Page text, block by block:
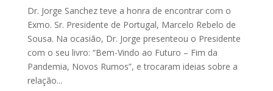
Dr. Jorge Sanchez teve a honra de encontrar com o
Exmo. Sr. Presidente de Portugal, Marcelo Rebelo de
Sousa. Na ocasião, Dr. Jorge presenteou o Presidente
com o seu livro: “Bem-Vindo ao Futuro – Fim da
Pandemia, Novos Rumos”, e trocaram ideias sobre a
relação...